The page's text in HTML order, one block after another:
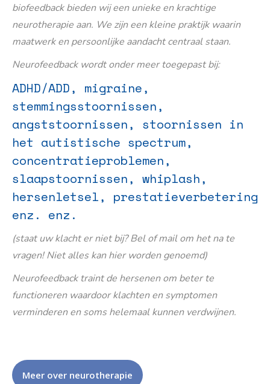
biofeedback bieden wij een unieke en krachtige
neurotherapie aan. We zijn een kleine praktijk waarin
maatwerk en persoonlijke aandacht centraal staan.
Neurofeedback wordt onder meer toegepast bij:
ADHD/ADD, migraine,
stemmingsstoornissen,
angststoornissen, stoornissen in
het autistische spectrum,
concentratieproblemen,
slaapstoornissen, whiplash,
hersenletsel, prestatieverbetering
enz. enz.
(staat uw klacht er niet bij? Bel of mail om het na te
vragen! Niet alles kan hier worden genoemd)
Neurofeedback traint de hersenen om beter te
functioneren waardoor klachten en symptomen
verminderen en soms helemaal kunnen verdwijnen.
Meer over neurotherapie